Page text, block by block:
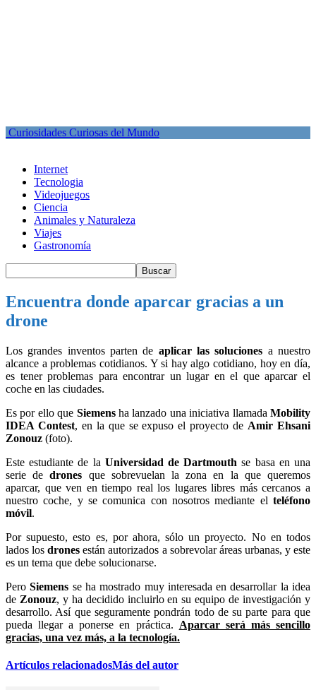
Curiosidades Curiosas del Mundo
Internet
Tecnologia
Videojuegos
Ciencia
Animales y Naturaleza
Viajes
Gastronomía
Encuentra donde aparcar gracias a un
drone
Los grandes inventos parten de aplicar las soluciones a nuestro
alcance a problemas cotidianos. Y si hay algo cotidiano, hoy en día,
es tener problemas para encontrar un lugar en el que aparcar el
coche en las ciudades.
Es por ello que Siemensha lanzado una iniciativa llamadaMobility
IDEA Contest, en la que se expuso el proyecto de Amir Ehsani
Zonouz (foto).
Este estudiante de la Universidad de Dartmouth se basa en una
serie dedrones que sobrevuelan la zona en la que queremos
aparcar, que ven en tiempo real los lugares libres más cercanos a
nuestro coche, y se comunica con nosotros mediante el teléfono
móvil.
Por supuesto, esto es, por ahora, sólo un proyecto. No en todos
lados losdrones están autorizados a sobrevolar áreas urbanas, y este
es un tema que debe solucionarse.
PeroSiemens se ha mostrado muy interesada en desarrollar la idea
de Zonouz, y ha decidido incluirlo en su equipo de investigación y
desarrollo. Así que seguramente pondrán todo de su parte para que
pueda llegar a ponerse en práctica. Aparcar será más sencillo
gracias, una vez más, a la tecnología.
Artículos relacionadosMás del autor